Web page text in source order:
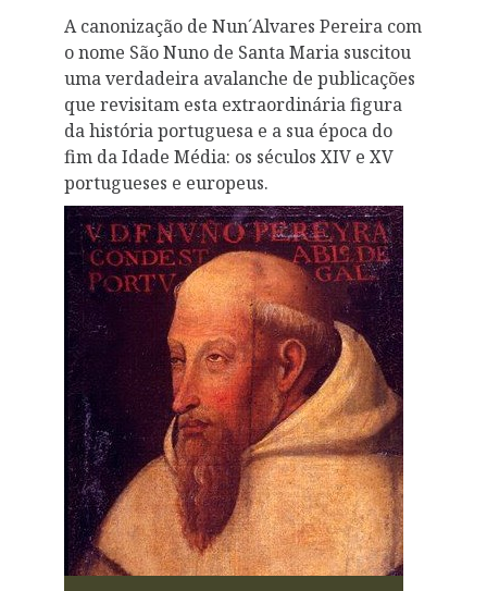
A canonização de Nun´Alvares Pereira com
o nome São Nuno de Santa Maria suscitou
uma verdadeira avalanche de publicações
que revisitam esta extraordinária figura
da história portuguesa e a sua época do
fim da Idade Média: os séculos XIV e XV
portugueses e europeus.